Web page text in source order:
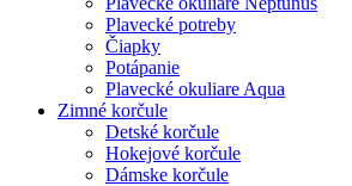
Plavecké potreby
Čiapky
Potápanie
Plavecké okuliare Aqua
Zimné korčule
Detské korčule
Hokejové korčule
Dámske korčule